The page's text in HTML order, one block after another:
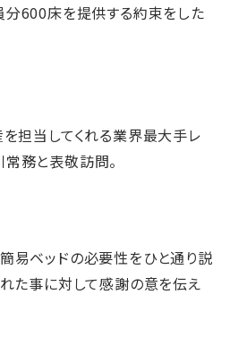
600床を提供する約束をした
担当してくれる業界最大手レ
務と表敬訪問。
易ベッドの必要性をひと通り説
れた事に対して感謝の意を伝え